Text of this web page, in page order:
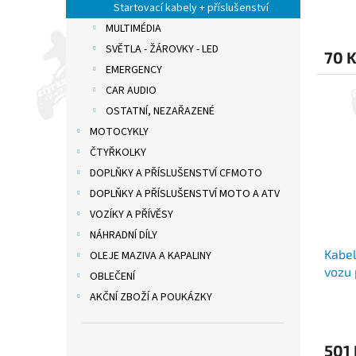
Startovací kabely + příslušenství
MULTIMÉDIA
SVĚTLA - ŽÁROVKY - LED
EMERGENCY
CAR AUDIO
OSTATNÍ, NEZAŘAZENÉ
MOTOCYKLY
ČTYŘKOLKY
DOPLŇKY A PŘÍSLUŠENSTVÍ CFMOTO
DOPLŇKY A PŘÍSLUŠENSTVÍ MOTO A ATV
VOZÍKY A PŘÍVĚSY
NÁHRADNÍ DÍLY
OLEJE MAZIVA A KAPALINY
OBLEČENÍ
AKČNÍ ZBOŽÍ A POUKÁZKY
70
vozu
501